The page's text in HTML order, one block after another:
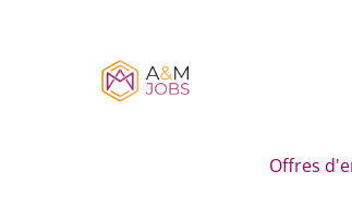
Offres